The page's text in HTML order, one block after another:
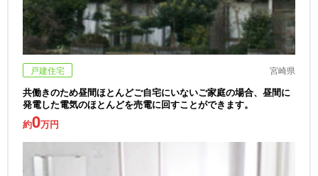
戸建住宅 宮崎県
共働きのため昼間ほとんどご自宅にいないご家庭の場合、昼間に
発電した電気のほとんどを売電に回すことができます。
約0万円